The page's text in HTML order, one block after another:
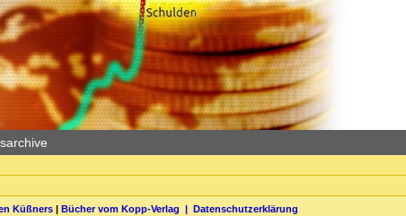
Küßners| Bücher vom Kopp-Verlag | Datenschutzerklärung